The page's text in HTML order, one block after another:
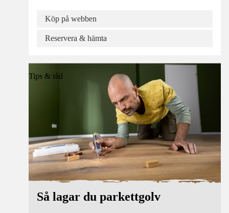
Köp på webben
Reservera & hämta
Tips & råd
Så lagar du parkettgolv